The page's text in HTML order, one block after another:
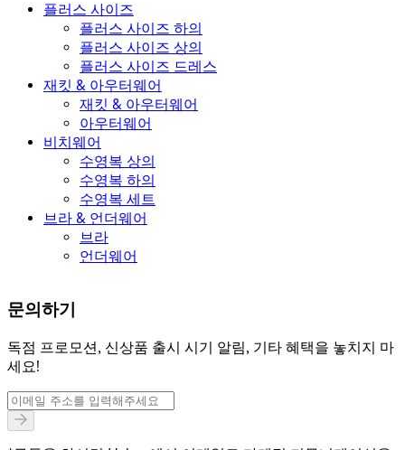
플러스 사이즈
플러스 사이즈 하의
플러스 사이즈 상의
플러스 사이즈 드레스
재킷 & 아우터웨어
재킷 & 아우터웨어
아우터웨어
비치웨어
수영복 상의
수영복 하의
수영복 세트
브라 & 언더웨어
브라
언더웨어
문의하기
독점 프로모션, 신상품 출시 시기 알림, 기타 혜택을 놓치지 마
세요!